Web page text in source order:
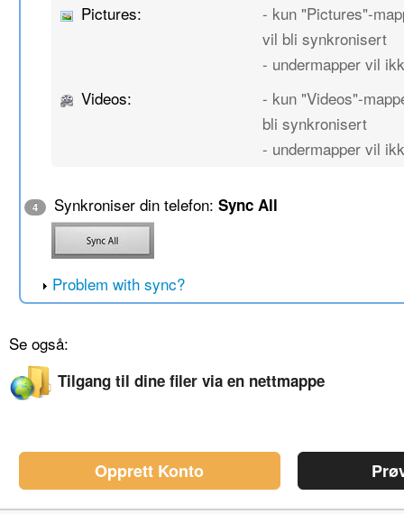
Pictures:
- kun "Pictures"-
vil bli synkronisert
- undermapper vil
Videos:
- kun "Videos"-
bli synkronisert
- undermapper vil
4 Synkroniser din telefon:Sync All
Problem with sync?
Se også:
Tilgang til dine filer via en nettmappe
Opprett Konto